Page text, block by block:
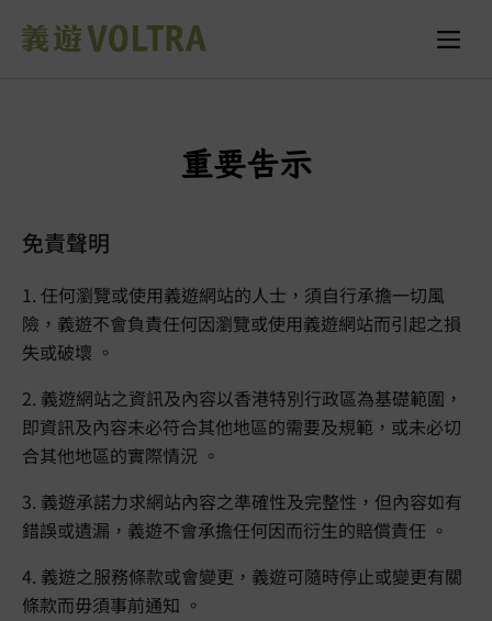
重要告示
免責聲明
1. 任何瀏覽或使用義遊網站的人士，須自行承擔一切風
險，義遊不會負責任何因瀏覽或使用義遊網站而引起之損
失或破壞 。
2. 義遊網站之資訊及內容以香港特別行政區為基礎範圍，
即資訊及內容未必符合其他地區的需要及規範，或未必切
合其他地區的實際情況 。
3. 義遊承諾力求網站內容之準確性及完整性，但內容如有
錯誤或遺漏，義遊不會承擔任何因而衍生的賠償責任 。
4. 義遊之服務條款或會變更，義遊可隨時停止或變更有關
條款而毋須事前通知 。